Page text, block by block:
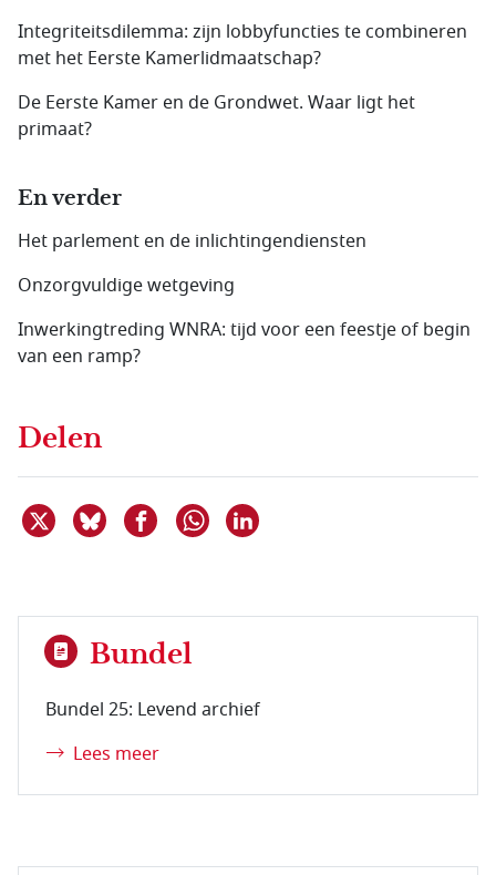
Integriteitsdilemma: zijn lobbyfuncties te combineren
met het Eerste Kamerlidmaatschap?
De Eerste Kamer en de Grondwet. Waar ligt het
primaat?
En verder
Het parlement en de inlichtingendiensten
Onzorgvuldige wetgeving
Inwerkingtreding WNRA: tijd voor een feestje of begin
van een ramp?
Delen
Deel dit item op X
Deel dit item op Bluesky
Deel dit item op Facebook
Delen via WhatsApp
Bundel
Bundel 25: Levend archief
Lees meer